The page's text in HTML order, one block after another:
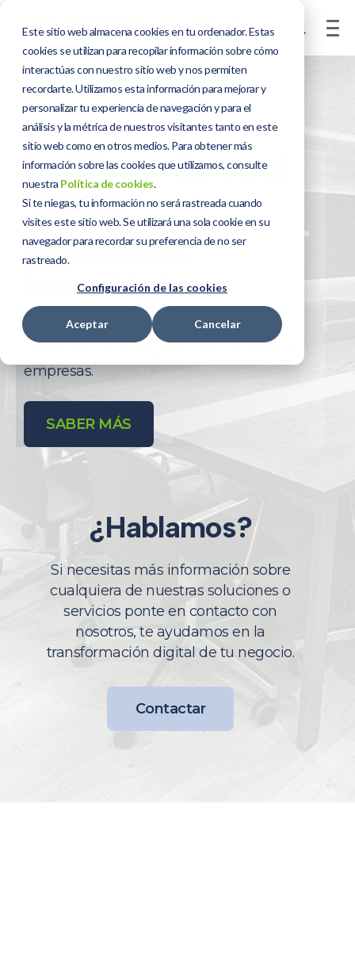
Este sitio web almacena cookies en tu ordenador. Estas
cookies se utilizan para recopilar información sobre cómo
interactúas con nuestro sitio web y nos permiten
recordarte. Utilizamos esta información para mejorar y
personalizar tu experiencia de navegación y para el
análisis y la métrica de nuestros visitantes tanto en este
sitio web como en otros medios. Para obtener más
información sobre las cookies que utilizamos, consulte
nuestra Política de cookies.
Si te niegas, tu información no será rastreada cuando
visites este sitio web. Se utilizará una sola cookie en su
navegador para recordar su preferencia de no ser
rastreado.
Configuración de las cookies
Aceptar Cancelar
SolitiumControl
Group
Soluciones
tecnológicas
40 años de experiencia aportando
empresas.
SABER MÁS
¿Hablamos?
Si necesitas más información sobre
cualquiera de nuestras soluciones o
servicios ponte en contacto con
nosotros, te ayudamos en la
transformación digital de tu negocio.
Contactar